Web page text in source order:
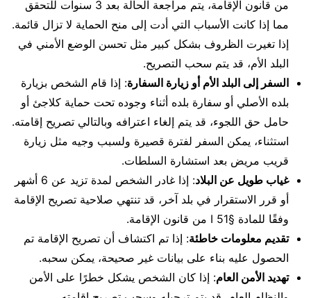
من قانون الإقامة، يتم مراجعة الحالة بعد 3 سنوات للتحقق
مما إذا كانت الأسباب التي أدت إلى منح الحماية لا تزال قائمة.
إذا تغيرت الظروف بشكل كبير مثل تحسن الوضع الأمني في
البلد الأم، قد يتم سحب التصريح.
السفر إلى البلد الأم أو زيارة السفارة: إذا قام الشخص بزيارة
بلده الأصلي أو سفارة بلده أثناء وجوده تحت حماية كلاجئ أو
حامل حق اللجوء، قد يتم إلغاء اعترافه وبالتالي تصريح إقامته.
استثناء، يمكن السفر لفترة قصيرة ولسبب وجيه مثل زيارة
قريب مريض بعد استشارة السلطات.
غياب طويل عن البلاد
: إذا غادر الشخص لمدة تزيد عن 6 أشهر
أو قرر الاستقرار في بلد آخر، قد تنتهي صلاحية تصريح الإقامة
وفقًا للمادة §51 I من قانون الإقامة.
تقديم معلومات خاطئة: إذا تم اكتشاف أن تصريح الإقامة تم
الحصول عليه بناء على بيانات غير صحيحة، يمكن سحبه.
تهديد الأمن العام: إذا كان الشخص يشكل خطرًا على الأمن